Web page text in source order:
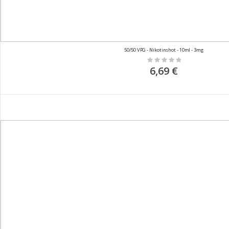
50/50 VPG - Nikotinshot - 10ml - 3mg
Rating:
0%
6,69 €